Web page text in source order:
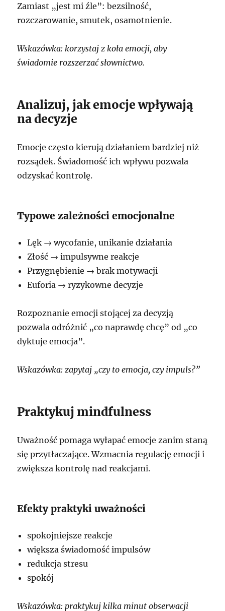
Zamiast „jest mi źle”: bezsilność,
rozczarowanie, smutek, osamotnienie.
Wskazówka: korzystaj z koła emocji, aby
świadomie rozszerzać słownictwo.
Analizuj, jak emocje wpływają
na decyzje
Emocje często kierują działaniem bardziej niż
rozsądek. Świadomość ich wpływu pozwala
odzyskać kontrolę.
Typowe zależności emocjonalne
Lęk → wycofanie, unikanie działania
Złość → impulsywne reakcje
Przygnębienie → brak motywacji
Euforia → ryzykowne decyzje
Rozpoznanie emocji stojącej za decyzją
pozwala odróżnić „co naprawdę chcę” od „co
dyktuje emocja”.
Wskazówka: zapytaj „czy to emocja, czy impuls?”
Praktykuj mindfulness
Uważność pomaga wyłapać emocje zanim staną
się przytłaczające. Wzmacnia regulację emocji i
zwiększa kontrolę nad reakcjami.
Efekty praktyki uważności
spokojniejsze reakcje
większa świadomość impulsów
redukcja stresu
spokój
Wskazówka: praktykuj kilka minut obserwacji